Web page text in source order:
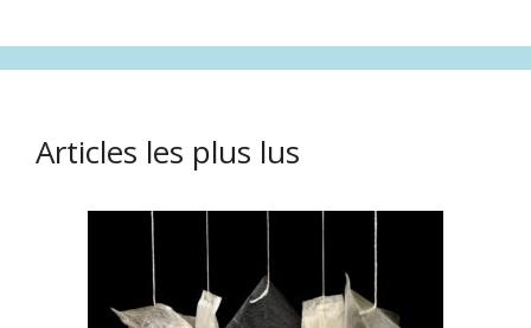
Articles les plus lus